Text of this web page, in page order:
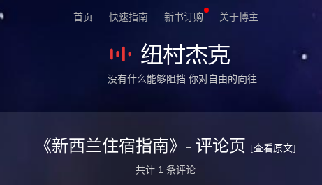
首页 快速指南 新书订购 关于博主
—— 没有什么能够阻挡 你对自由的向往
《新西兰住宿指南》- 评论页 [查看原文]
共计 1 条评论